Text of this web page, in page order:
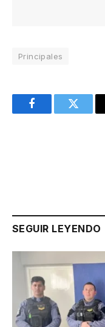
Principales
FacebookTwitter
SEGUIR LEYENDO